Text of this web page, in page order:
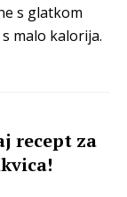
s glatkom
malo kalorija.
recept za